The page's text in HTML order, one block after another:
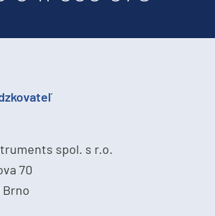
spol. s r.o.
70
Brno